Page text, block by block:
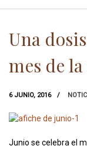
Una
mes de
6 JUNIO, 2016
Junio se celebra el